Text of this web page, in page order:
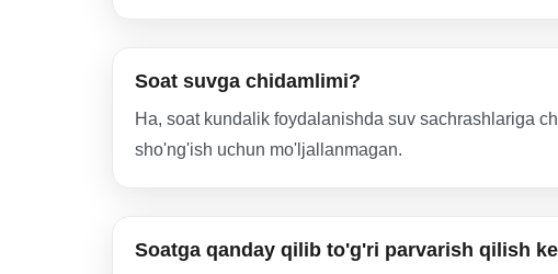
Soat suvga chidamlimi?
Ha, soat kundalik foydalanishda suv sachrashlariga
sho'ng'ish uchun mo'ljallanmagan.
Soatga qanday qilib to'g'ri parvarish qilish